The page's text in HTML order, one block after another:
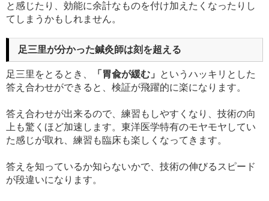
と感じたり、効能に余計なものを付け加えたくなったりし
てしまうかもしれません。
足三里が分かった鍼灸師は刻を超える
足三里をとるとき、 「胃兪が緩む」
というハッキリとした
答え合わせができると、検証が飛躍的に楽になります。
答え合わせが出来るので、練習もしやすくなり、技術の向
上も驚くほど加速します。東洋医学特有のモヤモヤしてい
た感じが取れ、練習も臨床も楽しくなってきます。
答えを知っているか知らないかで、技術の伸びるスピード
が段違いになります。